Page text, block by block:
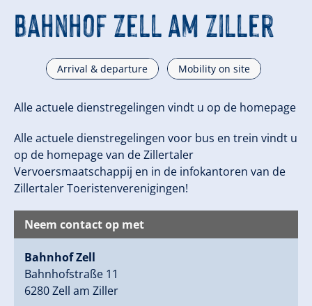
Bahnhof Zell am Ziller
Arrival & departure Mobility on site
Alle actuele dienstregelingen vindt u op de homepage
Alle actuele dienstregelingen voor bus en trein vindt u
op de homepage van de Zillertaler
Vervoersmaatschappij en in de infokantoren van de
Zillertaler Toeristenverenigingen!
Neem contact op met
Bahnhof Zell
Bahnhofstraße 11
6280 Zell am Ziller